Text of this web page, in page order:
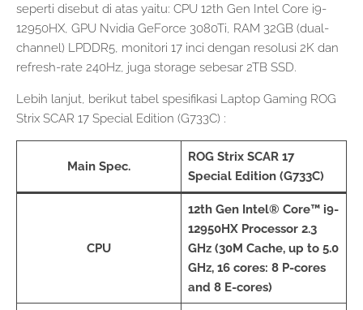
seperti disebut di atas yaitu: CPU 12th Gen Intel Core i9-
12950HX, GPU Nvidia GeForce 3080Ti, RAM 32GB (dual-
channel) LPDDR5, monitori 17 inci dengan resolusi 2K dan
refresh-rate 240Hz, juga storage sebesar 2TB SSD.
Lebih lanjut, berikut tabel spesifikasi Laptop Gaming ROG
Strix SCAR 17 Special Edition (G733C) :
Main Spec.
ROG Strix SCAR 17
Special Edition (G733C)
CPU
12th Gen Intel® Core™ i9-
12950HX Processor 2.3
GHz (30M Cache, up to 5.0
GHz, 16 cores: 8 P-cores
and 8 E-cores)